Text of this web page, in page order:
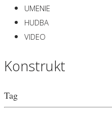
UMENIE
HUDBA
VIDEO
Konstrukt
Tag